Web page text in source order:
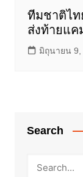
ทีมชาติไท
ส่งท้ายแค
มิถุนายน 9,
Search